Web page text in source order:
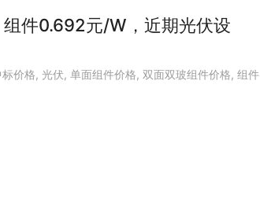
件0.692元/W，近期光伏设
标价格, 光伏, 单面组件价格, 双面双玻组件价格, 组件